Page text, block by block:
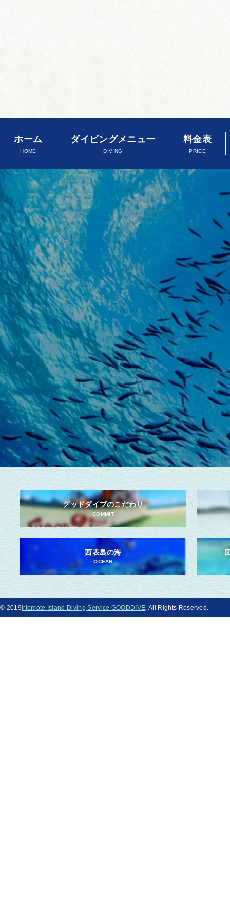
ホーム
HOME
ダイビングメニュー
DIVING
料金表
PRICE
グッドダイブのこだわり
COMMIT
西表島の海
OCEAN
© 2019Iriomote Island Diving Service GOODDIVE . All Rights Reserved.